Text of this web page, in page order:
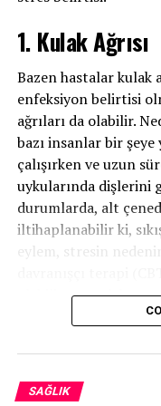
Sağlık yararları
Gıdaların kanserden
faydalarına
miktarda gıda
düşük?) hem de olası
biyolojik mekanizma
Kanser
Tüm kanserleri
bulmuştur:
1. Kulak Ağrısı
Bazen hastalar kulak
enfeksiyon belirtisi
ağrıları da olabilir.
bazı insanlar bir
çalışırken ve uzun
uykularında dişlerini
durumlarda, alt
iltihaplanabilir ki,
eylem, stresin
olabilir – ancak bu
caydırır ve dişlere
çiğneme
çenenizi
SAĞLIK